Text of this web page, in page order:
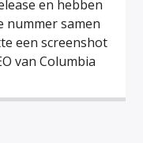
en hebben
nummer samen
een screenshot
van Columbia